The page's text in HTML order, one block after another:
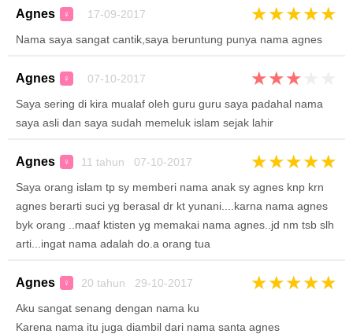
Agnes ♀ 17-09-2017 ★★★★★
Nama saya sangat cantik,saya beruntung punya nama agnes
Agnes ♀ 07-10-2017 ★★★
Saya sering di kira mualaf oleh guru guru saya padahal nama
saya asli dan saya sudah memeluk islam sejak lahir
Agnes ♀ 11 tahun 07-10-2017 ★★★★★
Saya orang islam tp sy memberi nama anak sy agnes knp krn
agnes berarti suci yg berasal dr kt yunani....karna nama agnes
byk orang ..maaf ktisten yg memakai nama agnes..jd nm tsb slh
arti...ingat nama adalah do.a orang tua
Agnes ♀ 20 tahun 29-10-2017 ★★★★★
Aku sangat senang dengan nama ku
Karena nama itu juga diambil dari nama santa agnes